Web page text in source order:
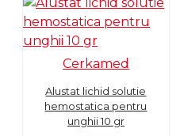
Cerkamed
Alustat lichid solutie
hemostatica pentru
unghii 10 gr